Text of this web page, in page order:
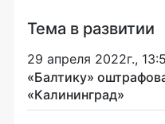
Тема в развитии
29 апреля 2022г.,
«Балтику»
«Калининград»